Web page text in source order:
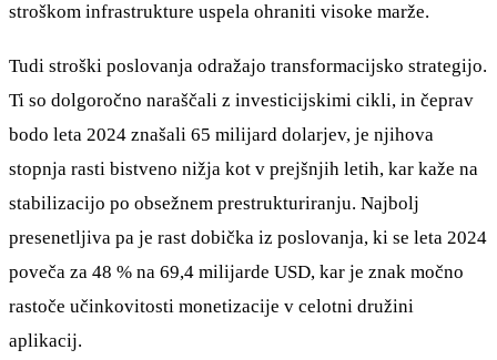
stroškom infrastrukture uspela ohraniti visoke marže.
Tudi stroški poslovanja odražajo transformacijsko strategijo.
Ti so dolgoročno naraščali z investicijskimi cikli, in čeprav
bodo leta 2024 znašali 65 milijard dolarjev, je njihova
stopnja rasti bistveno nižja kot v prejšnjih letih, kar kaže na
stabilizacijo po obsežnem prestrukturiranju. Najbolj
presenetljiva pa je rast dobička iz poslovanja, ki se leta 2024
poveča za 48 % na 69,4 milijarde USD, kar je znak močno
rastoče učinkovitosti monetizacije v celotni družini
aplikacij.